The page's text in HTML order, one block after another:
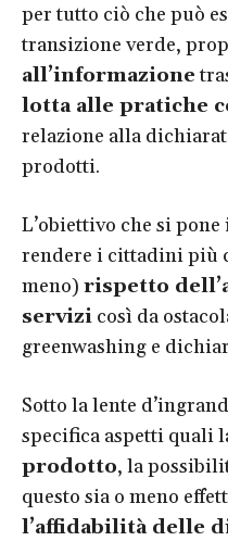
per tutto ciò che può
transizione verde,
all’informazione
lotta alle pratiche
relazione alla
prodotti.
L’obiettivo che si
rendere i cittadini più
meno) rispetto
servizi così da
greenwashing e
Sotto la lente
specifica aspetti quali
prodotto, la
questo sia o meno
l’affidabilità delle